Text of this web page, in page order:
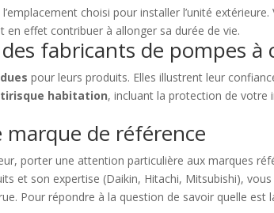
choisi pour installer l’unité
effet contribuer à allonger sa durée de vie.
fabricants de pompes à
pour leurs produits. Elles illustrent leur
habitation, incluant la protection de votre
marque de référence
porter une attention particulière aux marques
et son expertise (Daikin, Hitachi, Mitsubishi),
Pour répondre à la question de savoir quelle est